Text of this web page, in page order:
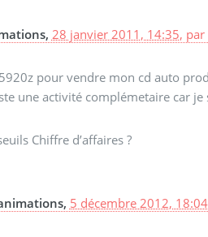
28 janvier 2011, 14:35, par
pour vendre mon cd auto
une activité complémetaire car
Chiffre d’affaires ?
5 décembre 2012, 18:04